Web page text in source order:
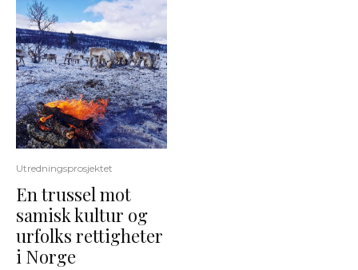
Utredningsprosjektet
En trussel mot
samisk kultur og
urfolks rettigheter
i Norge